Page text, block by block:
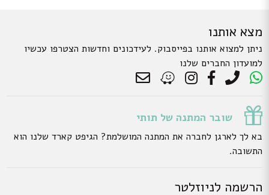
מצא אותנו
ניתן למצוא אותנו בפייסבוק. לעידכונים וחדשות הצטרפו עכשיו
למועדון החברים שלנו
שובר המתנה של תותי
בא לך לארגן לחברה את המתנה המושלמת? הגיפט קארד שלנו הוא
התשובה.
הרשמה לניוזלטר